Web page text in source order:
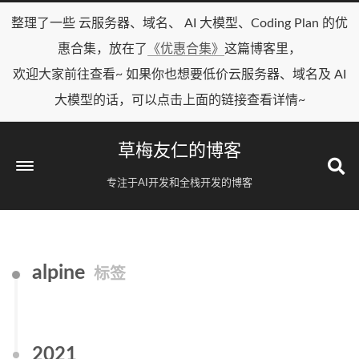
整理了一些 云服务器、域名、 AI 大模型、Coding Plan 的优
惠合集，放在了
《优惠合集》 这篇博客里，
欢迎大家前往查看~ 如果你也想要低价云服务器、域名及 AI
大模型的话，可以点击上面的链接查看详情~
草梅友仁的博客
专注于AI开发和全栈开发的博客
alpine 标签
2021